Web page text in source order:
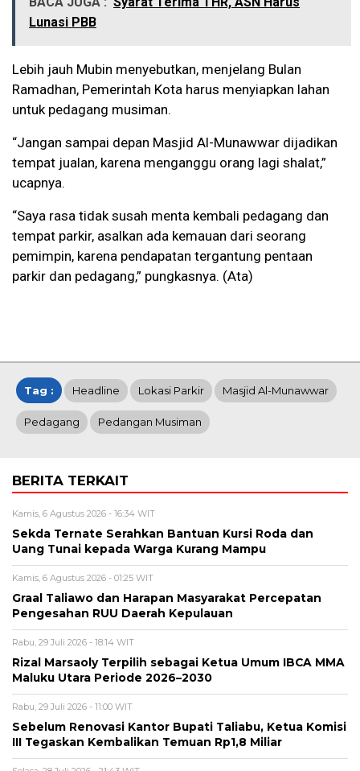
Lunasi PBB
Lebih jauh Mubin menyebutkan, menjelang Bulan
Ramadhan, Pemerintah Kota harus menyiapkan lahan
untuk pedagang musiman.
“Jangan sampai depan Masjid Al-Munawwar dijadikan
tempat jualan, karena menganggu orang lagi shalat,”
ucapnya.
“Saya rasa tidak susah menta kembali pedagang dan
tempat parkir, asalkan ada kemauan dari seorang
pemimpin, karena pendapatan tergantung pentaan
parkir dan pedagang,” pungkasnya. (Ata)
Tag : Headline Lokasi Parkir Masjid Al-Munawwar
Pedagang Pedangan Musiman
BERITA TERKAIT
Kamis, 6 Agustus 2026 - 16:34 WIT
Sekda Ternate Serahkan Bantuan Kursi Roda dan
Uang Tunai kepada Warga Kurang Mampu
Kamis, 6 Agustus 2026 - 01:25 WIT
Graal Taliawo dan Harapan Masyarakat Percepatan
Pengesahan RUU Daerah Kepulauan
Rabu, 29 Juli 2026 - 18:14 WIT
Rizal Marsaoly Terpilih sebagai Ketua Umum IBCA MMA
Maluku Utara Periode 2026–2030
Rabu, 29 Juli 2026 - 11:00 WIT
Sebelum Renovasi Kantor Bupati Taliabu, Ketua Komisi
III Tegaskan Kembalikan Temuan Rp1,8 Miliar